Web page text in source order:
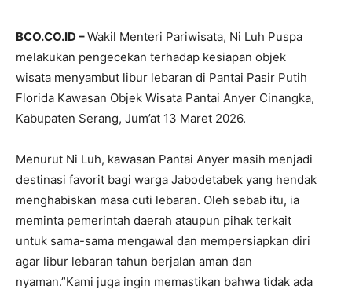
BCO.CO.ID –Wakil Menteri Pariwisata, Ni Luh Puspa
melakukan pengecekan terhadap kesiapan objek
wisata menyambut libur lebaran di Pantai Pasir Putih
Florida Kawasan Objek Wisata Pantai Anyer Cinangka,
Kabupaten Serang, Jum’at 13 Maret 2026.
Menurut Ni Luh, kawasan Pantai Anyer masih menjadi
destinasi favorit bagi warga Jabodetabek yang hendak
menghabiskan masa cuti lebaran. Oleh sebab itu, ia
meminta pemerintah daerah ataupun pihak terkait
untuk sama-sama mengawal dan mempersiapkan diri
agar libur lebaran tahun berjalan aman dan
nyaman.”Kami juga ingin memastikan bahwa tidak ada